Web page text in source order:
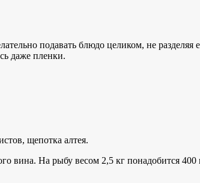
подавать блюдо целиком, не
даже пленки.
щепотка алтея.
вина. На рыбу весом 2,5 кг понадобится 400